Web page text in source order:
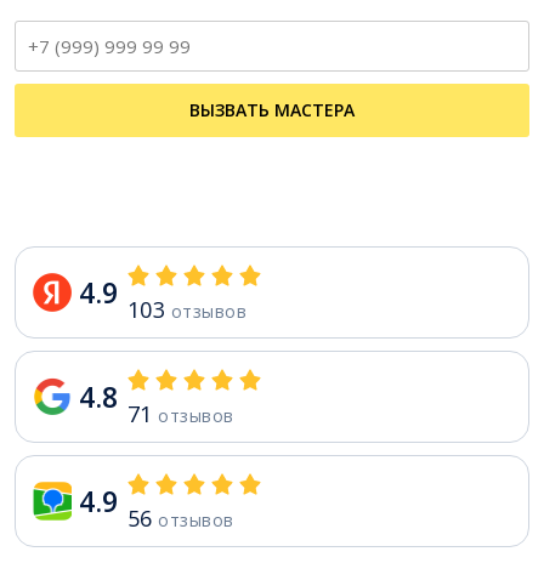
ВЫЗВАТЬ МАСТЕРА
4.9 103 отзывов
4.8 71 отзывов
4.9 56 отзывов